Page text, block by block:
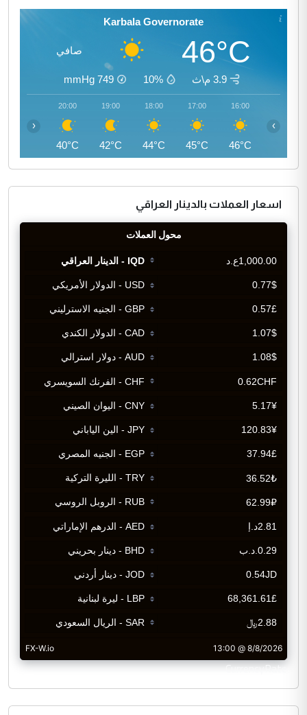
Karbala Governorate
46°C صافي
3.9 م\ث 10%
749
mmHg
16:00
46°C
17:00
45°C
18:00
44°C
19:00
42°C
20:00
40°C
‹ ›
اسعار العملات بالدينار العراقي
CurrencyRate